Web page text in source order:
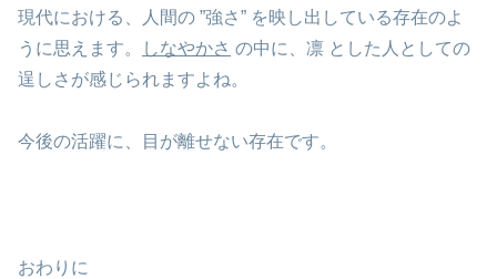
現代における、人間の ”強さ” を映し出している存在のよ
うに思えます。
しなやかさ の中に、凛 とした人としての
逞しさが感じられますよね。
今後の活躍に、目が離せない存在です。
おわりに